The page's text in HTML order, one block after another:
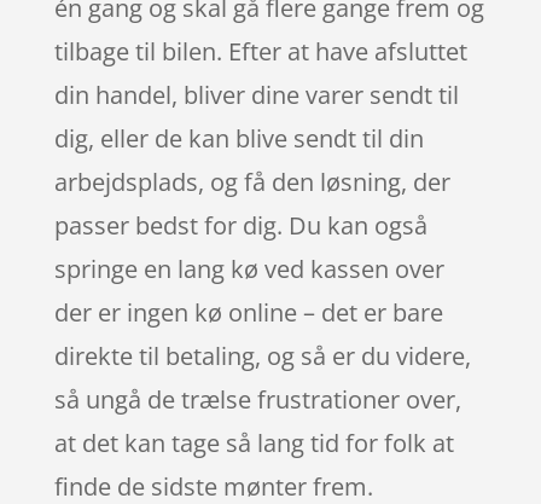
én gang og skal gå flere gange frem og
tilbage til bilen. Efter at have afsluttet
din handel, bliver dine varer sendt til
dig, eller de kan blive sendt til din
arbejdsplads, og få den løsning, der
passer bedst for dig. Du kan også
springe en lang kø ved kassen over
der er ingen kø online – det er bare
direkte til betaling, og så er du videre,
så ungå de trælse frustrationer over,
at det kan tage så lang tid for folk at
finde de sidste mønter frem.